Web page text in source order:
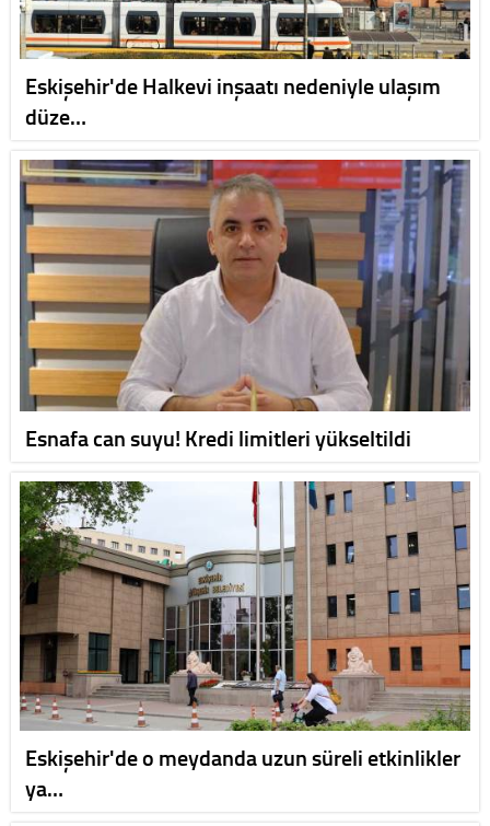
Eskişehir'de Halkevi inşaatı nedeniyle ulaşım
düze…
Esnafa can suyu! Kredi limitleri yükseltildi
Eskişehir'de o meydanda uzun süreli etkinlikler
ya…